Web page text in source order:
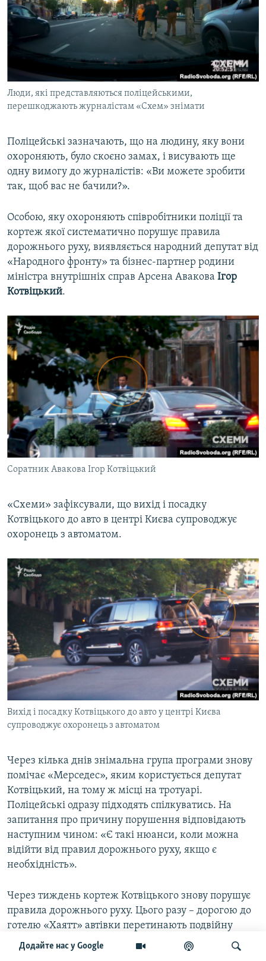
Додайте нас у Google
Люди, які представляються поліцейськими,
перешкоджають журналістам «Схем» знімати
Поліцейські зазначають, що на людину, яку вони
охороняють, було скоєно замах, і висувають ще
одну вимогу до журналістів: «Ви можете зробити
так, щоб вас не бачили?».
Особою, яку охороняють співробітники поліції та
кортеж якої систематично порушує правила
дорожнього руху, виявляється народний депутат від
«Народного фронту» та бізнес-партнер родини
міністра внутрішніх справ Арсена Авакова Ігор
Котвіцький.
Соратник Авакова Ігор Котвіцький
«Схеми» зафіксували, що вихід і посадку
Котвіцького до авто в центрі Києва супроводжує
охоронець з автоматом.
Вихід і посадку Котвіцького до авто у центрі Києва
супроводжує охоронець з автоматом
Через кілька днів знімальна група програми знову
помічає «Мерседес», яким користується депутат
Котвіцький, на тому ж місці на тротуарі.
Поліцейські одразу підходять спілкуватись. На
запитання про причину порушення відповідають
наступним чином: «Є такі нюанси, коли можна
відійти від правил дорожнього руху, якщо є
необхідність».
Через тиждень кортеж Котвіцького знову порушує
правила дорожнього руху. Цього разу – дорогою до
готелю «Хаятт» автівки перетинають подвійну
суцільну лінію. І це тоді, коли до перехрестя, де